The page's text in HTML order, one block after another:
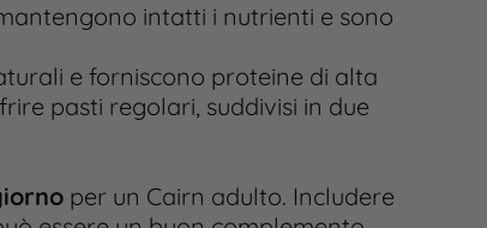
intatti i nutrienti e sono
e forniscono proteine di alta
pasti regolari, suddivisi in due
per un Cairn adulto. Includere